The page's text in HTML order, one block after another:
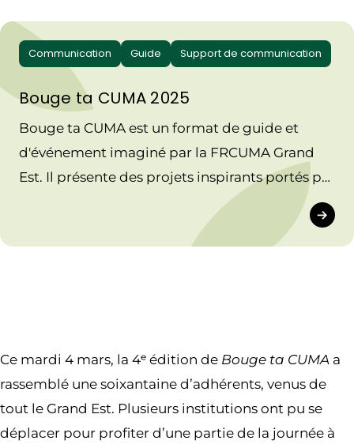
Communication Guide Support de communication
Bouge ta CUMA 2025
Bouge ta CUMA est un format de guide et
d'événement imaginé par la FRCUMA Grand
Est. Il présente des projets inspirants portés par
les collectifs du réseau. Ce guide reprend les
projets de la quatrième édition.
Ce mardi 4 mars, la 4ᵉ édition de Bouge ta CUMA a
rassemblé une soixantaine d’adhérents, venus de
tout le Grand Est. Plusieurs institutions ont pu se
déplacer pour profiter d’une partie de la journée à